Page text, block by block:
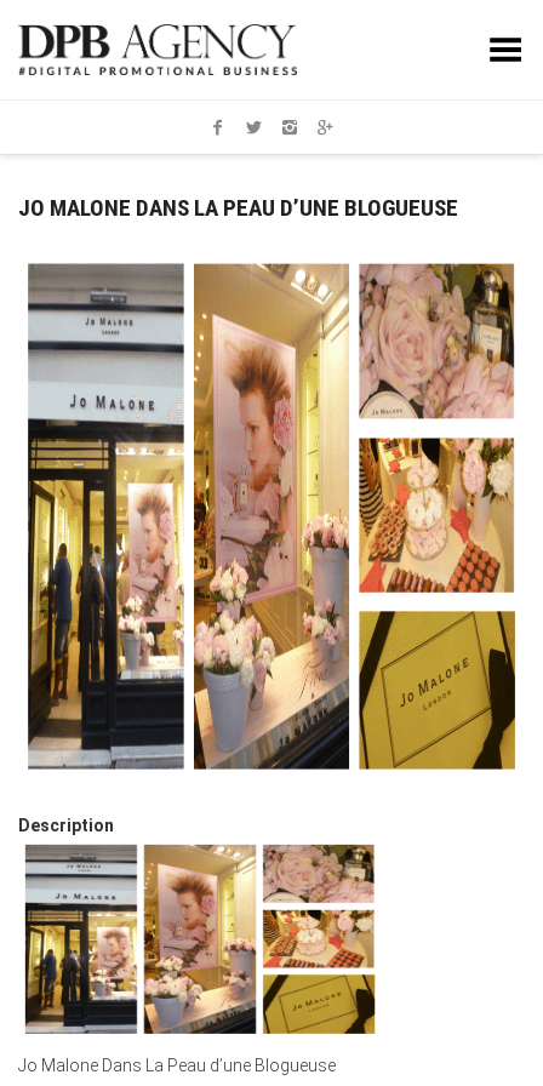
Toggle Menu
JO MALONE DANS LA PEAU D’UNE BLOGUEUSE
Description
Jo Malone Dans La Peau d’une Blogueuse